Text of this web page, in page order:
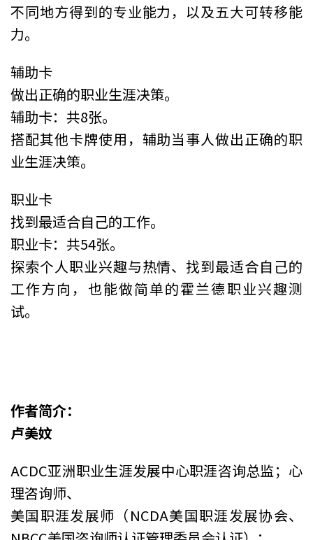
不同地方得到的专业能力，以及五大可转移能
力。
辅助卡
做出正确的职业生涯决策。
辅助卡：共8张。
搭配其他卡牌使用，辅助当事人做出正确的职
业生涯决策。
职业卡
找到最适合自己的工作。
职业卡：共54张。
探索个人职业兴趣与热情、找到最适合自己的
工作方向，也能做简单的霍兰德职业兴趣测
试。
作者简介：
卢美妏
ACDC亚洲职业生涯发展中心职涯咨询总监；心
理咨询师、
美国职涯发展师（NCDA美国职涯发展协会、